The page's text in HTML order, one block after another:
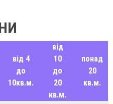
від 4
до
10кв.м.
від
10
до
20
кв.м.
понад
20
кв.м.